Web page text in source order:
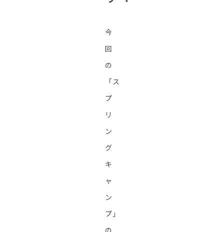
今
回
の
「ス
プ
リ
ン
グ
キ
ャ
ン
プ」
の